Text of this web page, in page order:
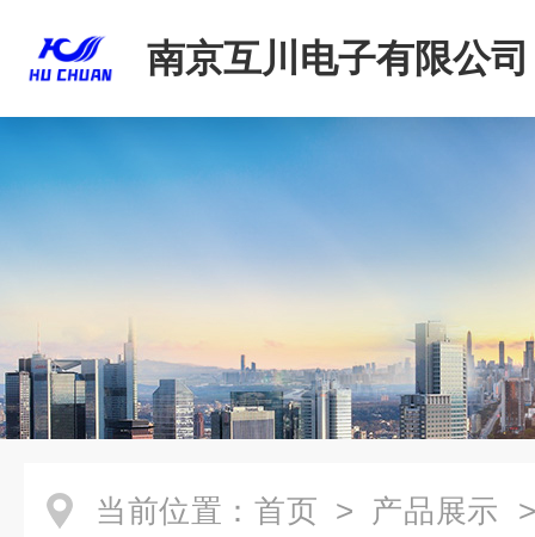
南京互川电子有限公司
当前位置： 首页 > 产品展示